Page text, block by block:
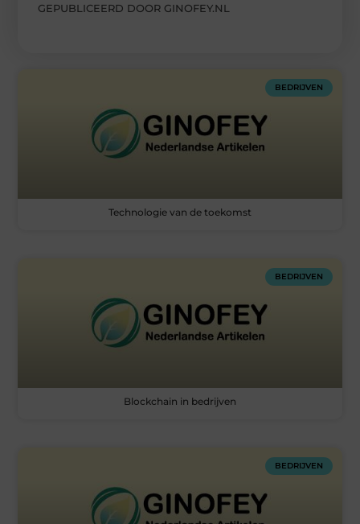
GEPUBLICEERD DOOR GINOFEY.NL
BEDRIJVEN
Technologie van de toekomst
BEDRIJVEN
Blockchain in bedrijven
BEDRIJVEN